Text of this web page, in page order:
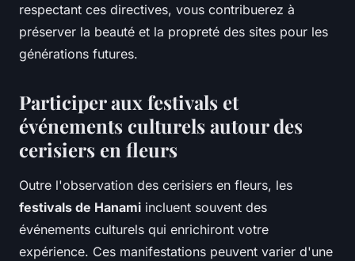
respectant ces directives, vous contribuerez à
préserver la beauté et la propreté des sites pour les
générations futures.
Participer aux festivals et
événements culturels autour des
cerisiers en fleurs
Outre l'observation des cerisiers en fleurs, les
festivals de Hanami incluent souvent des
événements culturels qui enrichiront votre
expérience. Ces manifestations peuvent varier d'une